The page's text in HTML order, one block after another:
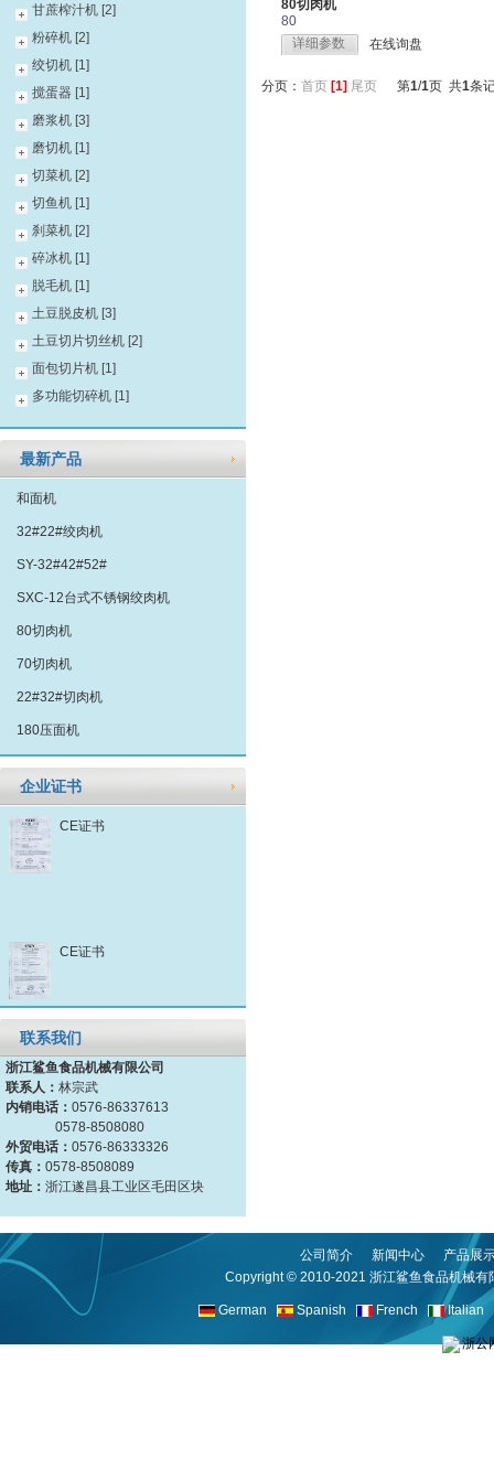
甘蔗榨汁机 [2]
粉碎机 [2]
绞切机 [1]
搅蛋器 [1]
磨浆机 [3]
磨切机 [1]
切菜机 [2]
切鱼机 [1]
刹菜机 [2]
碎冰机 [1]
脱毛机 [1]
土豆脱皮机 [3]
土豆切片切丝机 [2]
面包切片机 [1]
多功能切碎机 [1]
最新产品
和面机
32#22#绞肉机
SY-32#42#52#
SXC-12台式不锈钢绞肉机
80切肉机
70切肉机
22#32#切肉机
180压面机
企业证书
CE证书
CE证书
联系我们
浙江鲨鱼食品机械有限公司
联系人： 林宗武
内销电话： 0576-86337613
0578-8508080
外贸电话： 0576-86333326
传真： 0578-8508089
地址： 浙江遂昌县工业区毛田区块
80切肉机
80
详细参数
在线询盘
分页： 首页 [1] 尾页 第1/1页 共1条
公司简介 新闻中心
产品展
Copyright © 2010-2021 浙江鲨鱼食品机械有
German Spanish French Italian
浙公